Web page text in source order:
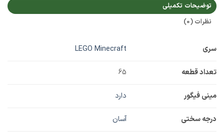
توضیحات تکمیلی
نظرات (0)
سری LEGO Minecraft
تعداد قطعه 65
مینی فیگور دارد
درجه سختی آسان